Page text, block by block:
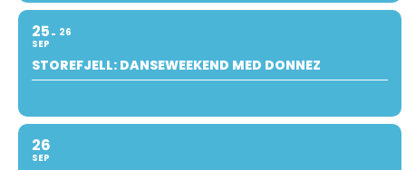
25
SEP
26
STOREFJELL: DANSEWEEKEND MED DONNEZ
26
SEP